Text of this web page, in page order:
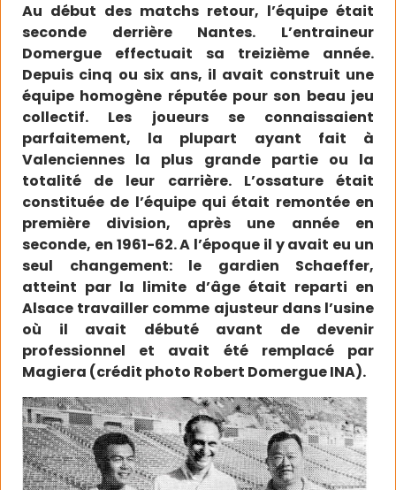
Au début des matchs retour, l’équipe était
seconde derrière Nantes. L’entraineur
Domergue effectuait sa treizième année.
Depuis cinq ou six ans, il avait construit une
équipe homogène réputée pour son beau jeu
collectif. Les joueurs se connaissaient
parfaitement, la plupart ayant fait à
Valenciennes la plus grande partie ou la
totalité de leur carrière. L’ossature était
constituée de l’équipe qui était remontée en
première division, après une année en
seconde, en 1961-62. A l’époque il y avait eu un
seul changement: le gardien Schaeffer,
atteint par la limite d’âge était reparti en
Alsace travailler comme ajusteur dans l’usine
où il avait débuté avant de devenir
professionnel et avait été remplacé par
Magiera (crédit photo Robert Domergue INA).